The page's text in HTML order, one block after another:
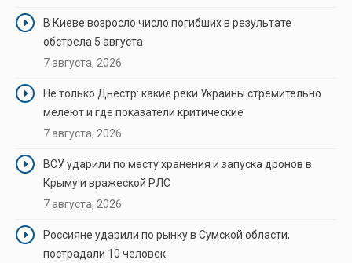
В Киеве возросло число погибших в результате
обстрела 5 августа
7 августа, 2026
Не только Днестр: какие реки Украины стремительно
мелеют и где показатели критические
7 августа, 2026
ВСУ ударили по месту хранения и запуска дронов в
Крыму и вражеской РЛС
7 августа, 2026
Россияне ударили по рынку в Сумской области,
пострадали 10 человек